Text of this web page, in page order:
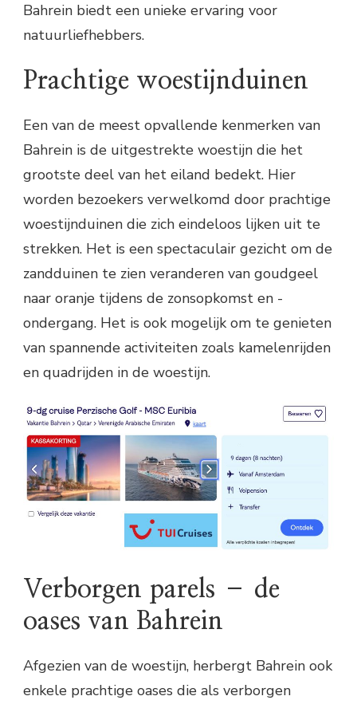
Bahrein biedt een unieke ervaring voor
natuurliefhebbers.
Prachtige woestijnduinen
Een van de meest opvallende kenmerken van
Bahrein is de uitgestrekte woestijn die het
grootste deel van het eiland bedekt. Hier
worden bezoekers verwelkomd door prachtige
woestijnduinen die zich eindeloos lijken uit te
strekken. Het is een spectaculair gezicht om de
zandduinen te zien veranderen van goudgeel
naar oranje tijdens de zonsopkomst en -
ondergang. Het is ook mogelijk om te genieten
van spannende activiteiten zoals kamelenrijden
en quadrijden in de woestijn.
Verborgen parels – de
oases van Bahrein
Afgezien van de woestijn, herbergt Bahrein ook
enkele prachtige oases die als verborgen